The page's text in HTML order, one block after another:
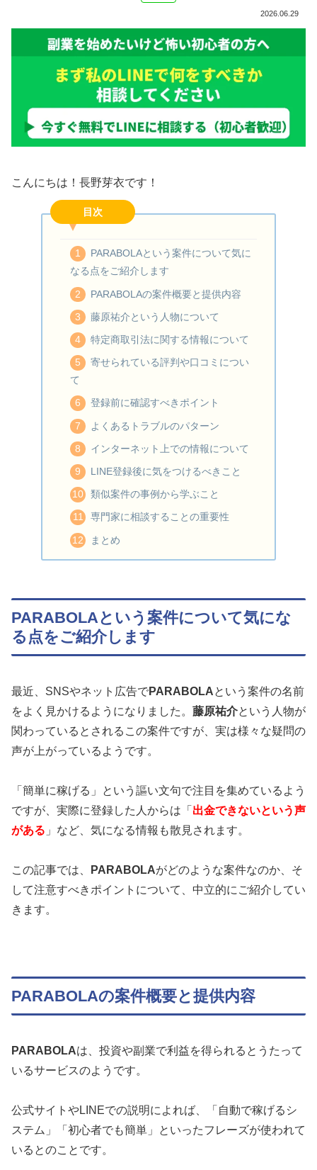
2026.06.29
こんにちは！長野芽衣です！
目次
PARABOLAという案件について気に
なる点をご紹介します
PARABOLAの案件概要と提供内容
藤原祐介という人物について
特定商取引法に関する情報について
寄せられている評判や口コミについ
て
登録前に確認すべきポイント
よくあるトラブルのパターン
インターネット上での情報について
LINE登録後に気をつけるべきこと
類似案件の事例から学ぶこと
専門家に相談することの重要性
まとめ
PARABOLAという案件について気にな
る点をご紹介します
最近、SNSやネット広告でPARABOLAという案件の名前
をよく見かけるようになりました。 藤原祐介という人物が
関わっているとされるこの案件ですが、実は様々な疑問の
声が上がっているようです。
「簡単に稼げる」という謳い文句で注目を集めているよう
ですが、実際に登録した人からは「 出金できないという声
がある 」など、気になる情報も散見されます。
この記事では、 PARABOLAがどのような案件なのか、そ
して注意すべきポイントについて、中立的にご紹介してい
きます。
PARABOLAの案件概要と提供内容
PARABOLAは、投資や副業で利益を得られるとうたって
いるサービスのようです。
公式サイトやLINEでの説明によれば、「自動で稼げるシ
ステム」「初心者でも簡単」といったフレーズが使われて
いるとのことです。